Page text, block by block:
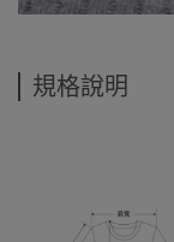
規格說明